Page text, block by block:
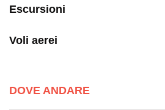
Escursioni
Voli aerei
DOVE ANDARE